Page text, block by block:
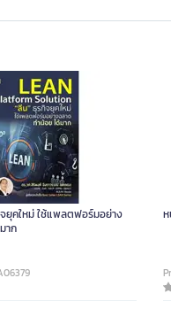
ยุคใหม่ ใช้แพลตฟอร์มอย่าง
าก